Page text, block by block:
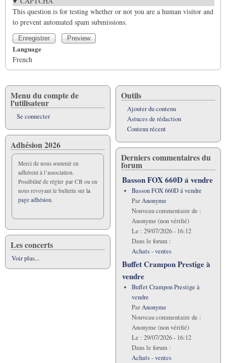
This question is for testing whether or not you are a human visitor and
to prevent automated spam submissions.
Language
French
Menu du compte de
l'utilisateur
Se connecter
Adhésion 2026
Merci de nous soutenir en
adhérent à l’association.
Possibilité de régler par CB ou en
nous revoyant le bulletin sur la
page adhésion.
Les concerts
Voir plus...
Outils
Ajouter du contenu
Astuces de rédaction
Contenu récent
Derniers commentaires du
forum
Basson FOX 660D á vendre
Basson FOX 660D á vendre
ParAnonyme
Nouveau commentaire de :
Anonyme (non vérifié)
Le : 29/07/2026 - 16:12
Dans le forum :
Achats - ventes
Buffet Crampon Prestige à
vendre
Buffet Crampon Prestige à
vendre
ParAnonyme
Nouveau commentaire de :
Anonyme (non vérifié)
Le : 29/07/2026 - 16:12
Dans le forum :
Achats - ventes